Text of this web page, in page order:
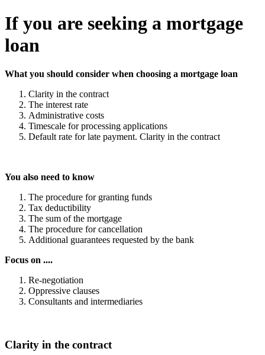
If you are seeking a mortgage
loan
What you should consider when choosing a mortgage loan
Clarity in the contract
The interest rate
Administrative costs
Timescale for processing applications
Default rate for late payment. Clarity in the contract
You also need to know
The procedure for granting funds
Tax deductibility
The sum of the mortgage
The procedure for cancellation
Additional guarantees requested by the bank
Focus on ....
Re-negotiation
Oppressive clauses
Consultants and intermediaries
Clarity in the contract